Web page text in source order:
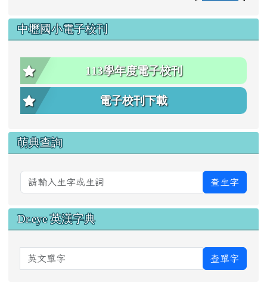
中壢國小電子校刊
113學年度電子校刊
電子校刊下載
萌典查詢
查生字
Dr.eye 英漢字典
英文單字 查單字